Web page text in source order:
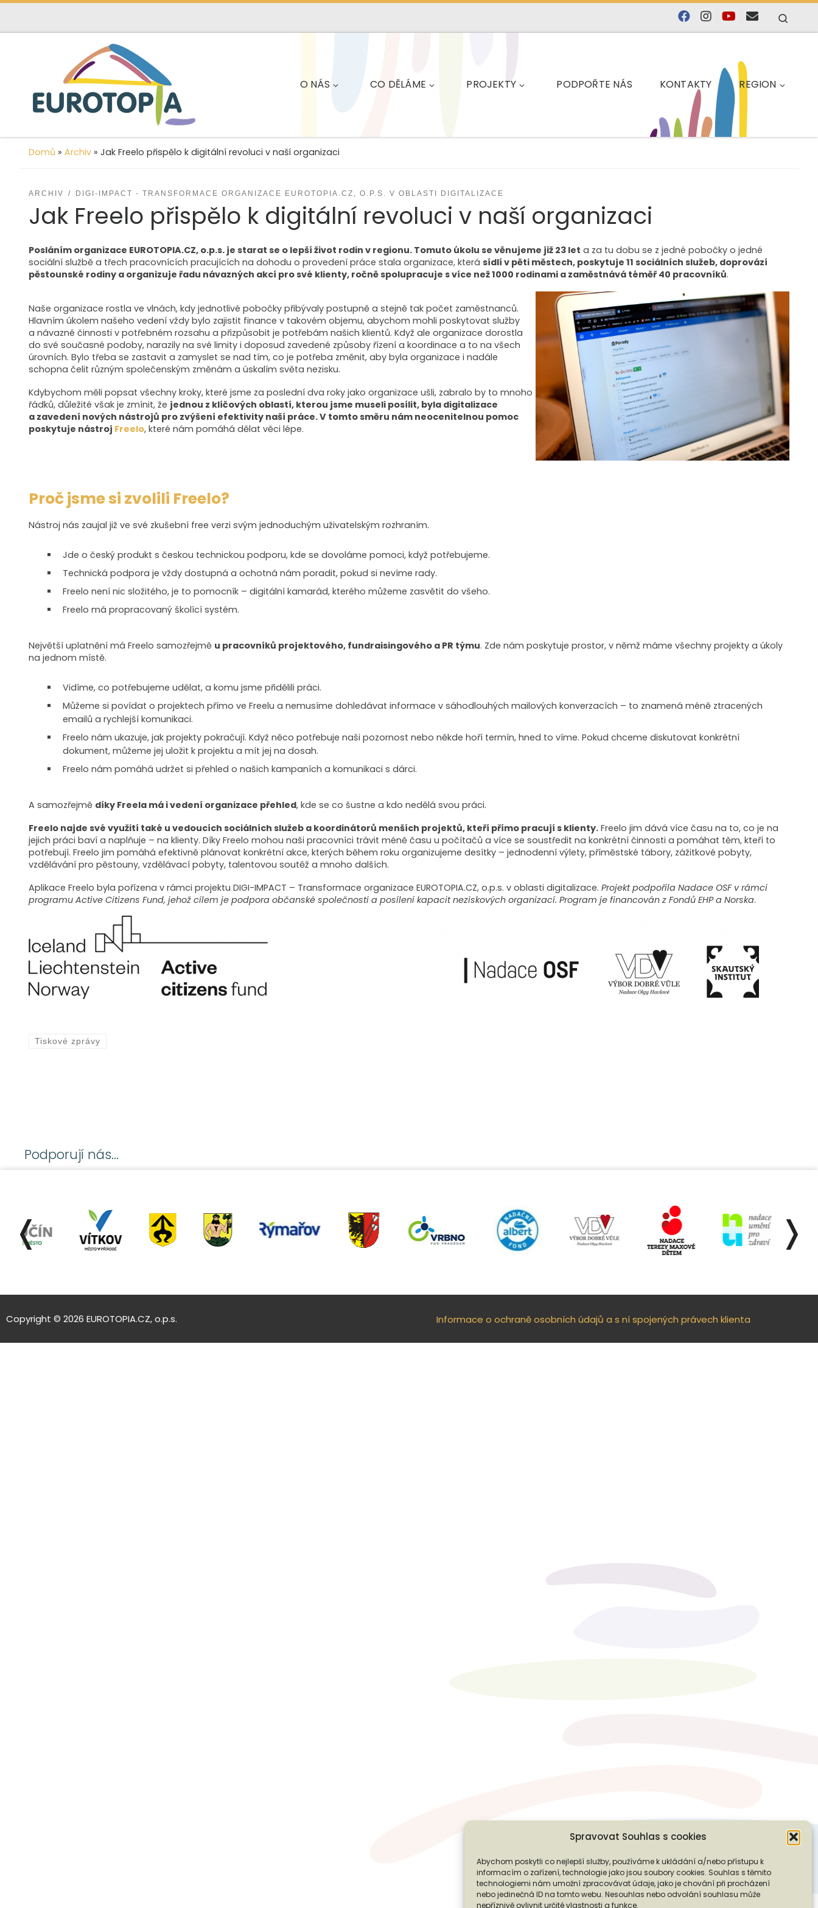
Spravovat Souhlas s cookies
Abychom poskytli co nejlepší služby, používáme k ukládání a/nebo přístupu k
informacím o zařízení, technologie jako jsou soubory cookies. Souhlas s těmito
technologiemi nám umožní zpracovávat údaje, jako je chování při procházení
nebo jedinečná ID na tomto webu. Nesouhlas nebo odvolání souhlasu může
nepříznivě ovlivnit určité vlastnosti a funkce.
content
O NÁS CO DĚLÁME PROJEKTY PODPOŘTE NÁS KONTAKTY REGION
Domů » Archiv » Jak Freelo přispělo k digitální revoluci v naší organizaci
ARCHIV DIGI-IMPACT - TRANSFORMACE ORGANIZACE EUROTOPIA.CZ, O.P.S. V OBLASTI DIGITALIZACE
Jak Freelo přispělo k digitální revoluci v naší organizaci
Posláním organizace EUROTOPIA.CZ, o.p.s. je starat se o lepší život rodin v regionu. Tomuto úkolu se věnujeme již 23 let a za tu dobu se z jedné pobočky o jedné
sociální službě a třech pracovnících pracujících na dohodu o provedení práce stala organizace, která sídlí v pěti městech, poskytuje 11 sociálních služeb, doprovází
pěstounské rodiny a organizuje řadu návazných akcí pro své klienty, ročně spolupracuje s více než 1000 rodinami a zaměstnává téměř 40 pracovníků.
Naše organizace rostla ve vlnách, kdy jednotlivé pobočky přibývaly postupně a stejně tak počet zaměstnanců.
Hlavním úkolem našeho vedení vždy bylo zajistit finance v takovém objemu, abychom mohli poskytovat služby
a návazné činnosti v potřebném rozsahu a přizpůsobit je potřebám našich klientů. Když ale organizace dorostla
do své současné podoby, narazily na své limity i doposud zavedené způsoby řízení a koordinace a to na všech
úrovních. Bylo třeba se zastavit a zamyslet se nad tím, co je potřeba změnit, aby byla organizace i nadále
schopna čelit různým společenským změnám a úskalím světa nezisku.
Kdybychom měli popsat všechny kroky, které jsme za poslední dva roky jako organizace ušli, zabralo by to mnoho
řádků, důležité však je zmínit, že jednou z klíčových oblastí, kterou jsme museli posílit, byla digitalizace
a zavedení nových nástrojů pro zvýšení efektivity naší práce. V tomto směru nám neocenitelnou pomoc
poskytuje nástroj Freelo, které nám pomáhá dělat věci lépe.
Proč jsme si zvolili Freelo?
Nástroj nás zaujal již ve své zkušební free verzi svým jednoduchým uživatelským rozhraním.
Jde o český produkt s českou technickou podporu, kde se dovoláme pomoci, když potřebujeme.
Technická podpora je vždy dostupná a ochotná nám poradit, pokud si nevíme rady.
Freelo není nic složitého, je to pomocník – digitální kamarád, kterého můžeme zasvětit do všeho.
Freelo má propracovaný školící systém.
Největší uplatnění má Freelo samozřejmě u pracovníků projektového, fundraisingového a PR týmu. Zde nám poskytuje prostor, v němž máme všechny projekty a úkoly
na jednom místě.
Vidíme, co potřebujeme udělat, a komu jsme přidělili práci.
Můžeme si povídat o projektech přímo ve Freelu a nemusíme dohledávat informace v sáhodlouhých mailových konverzacích – to znamená méně ztracených
emailů a rychlejší komunikaci.
Freelo nám ukazuje, jak projekty pokračují. Když něco potřebuje naši pozornost nebo někde hoří termín, hned to víme. Pokud chceme diskutovat konkrétní
dokument, můžeme jej uložit k projektu a mít jej na dosah.
Freelo nám pomáhá udržet si přehled o našich kampaních a komunikaci s dárci.
A samozřejmě díky Freela má i vedení organizace přehled, kde se co šustne a kdo nedělá svou práci.
Freelo najde své využití také u vedoucích sociálních služeb a koordinátorů menších projektů, kteří přímo pracují s klienty. Freelo jim dává více času na to, co je na
jejich práci baví a naplňuje – na klienty. Díky Freelo mohou naši pracovníci trávit méně času u počítačů a více se soustředit na konkrétní činnosti a pomáhat těm, kteří to
potřebují. Freelo jim pomáhá efektivně plánovat konkrétní akce, kterých během roku organizujeme desítky – jednodenní výlety, příměstské tábory, zážitkové pobyty,
vzdělávání pro pěstouny, vzdělávací pobyty, talentovou soutěž a mnoho dalších.
Aplikace Freelo byla pořízena v rámci projektu DIGI-IMPACT – Transformace organizace EUROTOPIA.CZ, o.p.s. v oblasti digitalizace. Projekt podpořila Nadace OSF v rámci
programu Active Citizens Fund, jehož cílem je podpora občanské společnosti a posílení kapacit neziskových organizací. Program je financován z Fondů EHP a Norska.
Tiskové zprávy
Podporují nás...
❬ ❭
Copyright © 2026 EUROTOPIA.CZ, o.p.s. Informace o ochraně osobních údajů a s ní spojených právech klienta
PODPOŘTE NÁS